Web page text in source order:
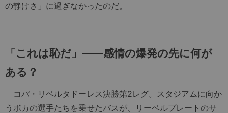
の静けさ」に過ぎなかったのだ。
「これは恥だ」――感情の爆発の先に何が
ある？
コパ・リベルタドーレス決勝第2レグ。スタジアムに向か
うボカの選手たちを乗せたバスが、リーベルプレートのサ